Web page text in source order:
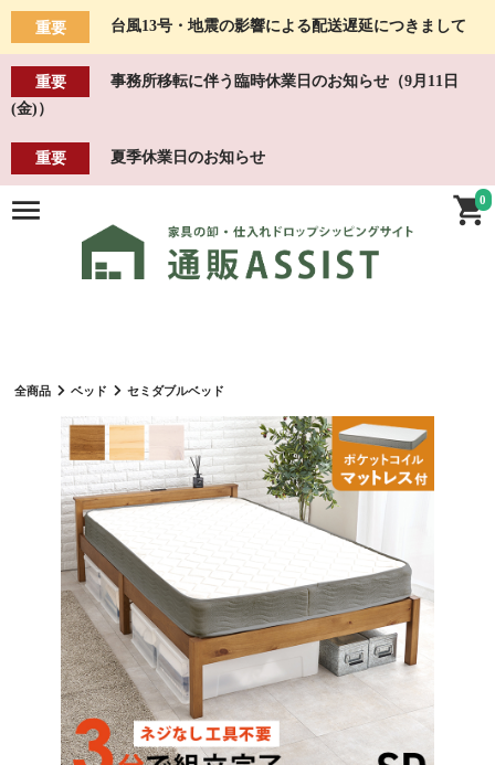
重要 台風13号・地震の影響による配送遅延につきまして
重要
事務所移転に伴う臨時休業日のお知らせ（9月11日
(金)）
重要 夏季休業日のお知らせ
0
全商品 ベッド セミダブルベッド